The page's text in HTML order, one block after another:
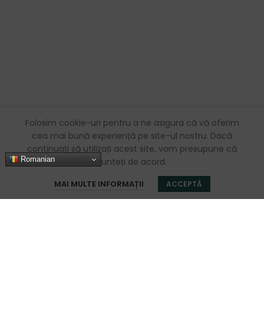
Folosim cookie-uri pentru a ne asigura că vă oferim
cea mai bună experiență pe site-ul nostru. Dacă
continuați să utilizați acest site, vom presupune că
sunteți de acord.
MAI MULTE INFORMAȚII ACCEPTĂ
Romanian
Coș Contul meu